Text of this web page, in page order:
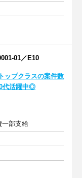
01／E10
ップクラスの案件数
代活躍中◎
一部支給